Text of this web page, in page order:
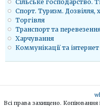
Сільське господарство.
Спорт. Туризм. Дозвілля,
Торгівля
Транспорт та
Харчування
Коммунікації та
Всі права захищено.